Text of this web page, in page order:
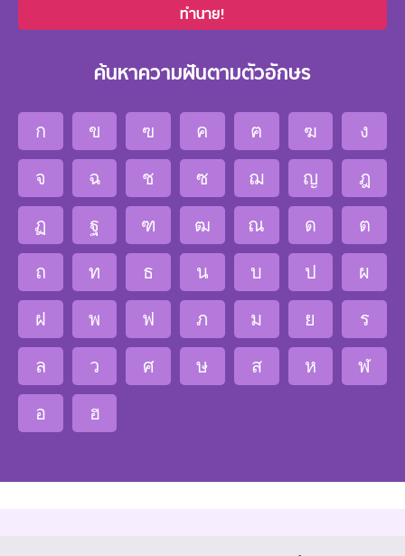
ทำนาย!
ค้นหาความฝันตามตัวอักษร
ก ข ฃ ค ฅ ฆ
ง
จ
ฉ ช ซ ฌ ญ
ฎ
ฏ
ฐ ฑ ฒ ณ ด
ต
ถ
ท ธ น บ ป
ผ
ฝ
พ ฟ ภ ม ย
ร
ล
ว ศ ษ ส ห
ฬ
อ
ฮ